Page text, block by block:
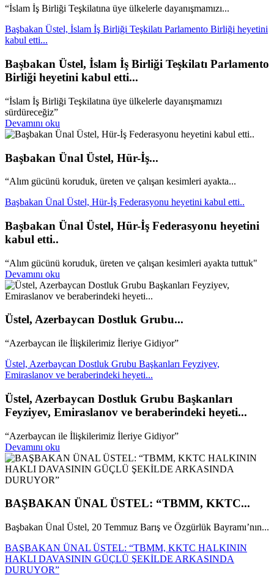
“İslam İş Birliği Teşkilatına üye ülkelerle dayanışmamızı...
Başbakan Üstel, İslam İş Birliği Teşkilatı Parlamento Birliği heyetini
kabul etti...
Başbakan Üstel, İslam İş Birliği Teşkilatı Parlamento
Birliği heyetini kabul etti...
“İslam İş Birliği Teşkilatına üye ülkelerle dayanışmamızı
sürdüreceğiz”
Devamını oku
Başbakan Ünal Üstel, Hür-İş...
“Alım gücünü koruduk, üreten ve çalışan kesimleri ayakta...
Başbakan Ünal Üstel, Hür-İş Federasyonu heyetini kabul etti..
Başbakan Ünal Üstel, Hür-İş Federasyonu heyetini
kabul etti..
“Alım gücünü koruduk, üreten ve çalışan kesimleri ayakta tuttuk"
Devamını oku
Üstel, Azerbaycan Dostluk Grubu...
“Azerbaycan ile İlişkilerimiz İleriye Gidiyor”
Üstel, Azerbaycan Dostluk Grubu Başkanları Feyziyev,
Emiraslanov ve beraberindeki heyeti...
Üstel, Azerbaycan Dostluk Grubu Başkanları
Feyziyev, Emiraslanov ve beraberindeki heyeti...
“Azerbaycan ile İlişkilerimiz İleriye Gidiyor”
Devamını oku
BAŞBAKAN ÜNAL ÜSTEL: “TBMM, KKTC...
Başbakan Ünal Üstel, 20 Temmuz Barış ve Özgürlük Bayramı’nın...
BAŞBAKAN ÜNAL ÜSTEL: “TBMM, KKTC HALKININ
HAKLI DAVASININ GÜÇLÜ ŞEKİLDE ARKASINDA
DURUYOR”